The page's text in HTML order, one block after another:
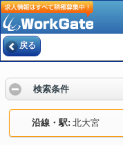
戻る
検索条件
沿線・駅 北大宮